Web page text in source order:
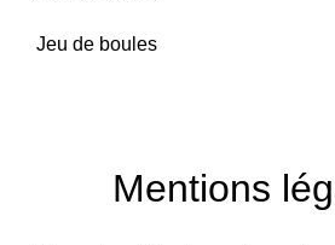
Jeu de boules
Mentions